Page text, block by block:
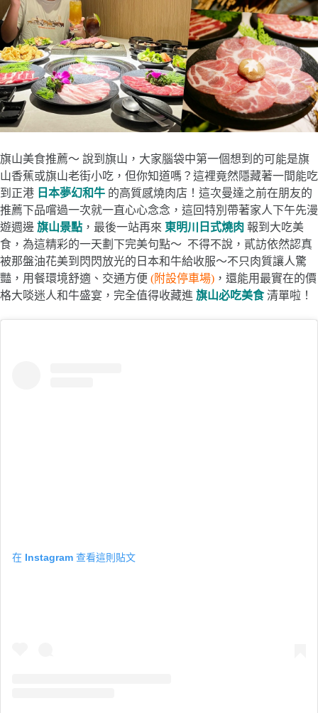
旗山美食推薦～ 說到旗山，大家腦袋中第一個想到的可能是旗
山香蕉或旗山老街小吃，但你知道嗎？這裡竟然隱藏著一間能吃
到正港 日本夢幻和牛 的高質感燒肉店！這次曼達之前在朋友的
推薦下品嚐過一次就一直心心念念，這回特別帶著家人下午先漫
遊週邊 旗山景點 ，最後一站再來 東明川日式燒肉 報到大吃美
食，為這精彩的一天劃下完美句點～ 不得不說，貳訪依然認真
被那盤油花美到閃閃放光的日本和牛給收服～不只肉質讓人驚
豔，用餐環境舒適、交通方便 (附設停車場) ，還能用最實在的價
格大啖迷人和牛盛宴，完全值得收藏進 旗山必吃美食清單啦！
在 Instagram 查看這則貼文